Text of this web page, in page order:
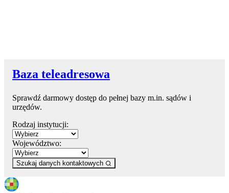
Baza teleadresowa
Sprawdź darmowy dostęp do pełnej bazy m.in. sądów i
urzędów.
Rodzaj instytucji:
Województwo:
Szukaj danych kontaktowych